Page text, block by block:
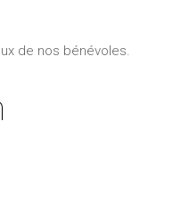
de nos bénévoles.